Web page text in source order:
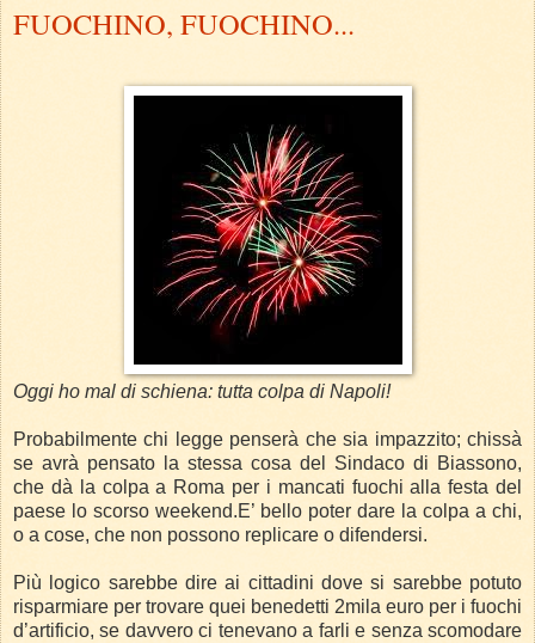
FUOCHINO, FUOCHINO...
Oggi ho mal di schiena: tutta colpa di Napoli!
Probabilmente chi legge penserà che sia impazzito; chissà
se avrà pensato la stessa cosa del Sindaco di Biassono,
che dà la colpa a Roma per i mancati fuochi alla festa del
paese lo scorso weekend.E’ bello poter dare la colpa a chi,
o a cose, che non possono replicare o difendersi.
Più logico sarebbe dire ai cittadini dove si sarebbe potuto
risparmiare per trovare quei benedetti 2mila euro per i fuochi
d’artificio, se davvero ci tenevano a farli e senza scomodare